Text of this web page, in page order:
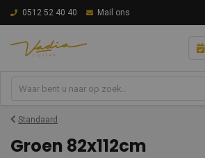
0512 52 40 40 Mail ons
Standaard
Groen 82x112cm